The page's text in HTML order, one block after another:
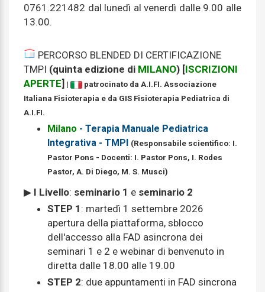
0761.221482 dal lunedì al venerdì dalle 9.00 alle
13.00.
PERCORSO BLENDED DI CERTIFICAZIONE
TMPI (quinta edizione di MILANO) [ISCRIZIONI
APERTE] |
patrocinato da A.I.FI. Associazione
Italiana Fisioterapia e da GIS Fisioterapia Pediatrica di
A.I.FI.
Milano - Terapia Manuale Pediatrica
Integrativa - TMPI (Responsabile scientifico: I.
Pastor Pons - Docenti: I. Pastor Pons, I. Rodes
Pastor, A. Di Diego, M. S. Musci)
▶ I Livello: seminario 1 e seminario 2
STEP 1 : martedì 1 settembre 2026
apertura della piattaforma, sblocco
dell'accesso alla FAD asincrona dei
seminari 1 e 2 e webinar di benvenuto in
diretta dalle 18.00 alle 19.00
STEP 2: due appuntamenti in FAD sincrona